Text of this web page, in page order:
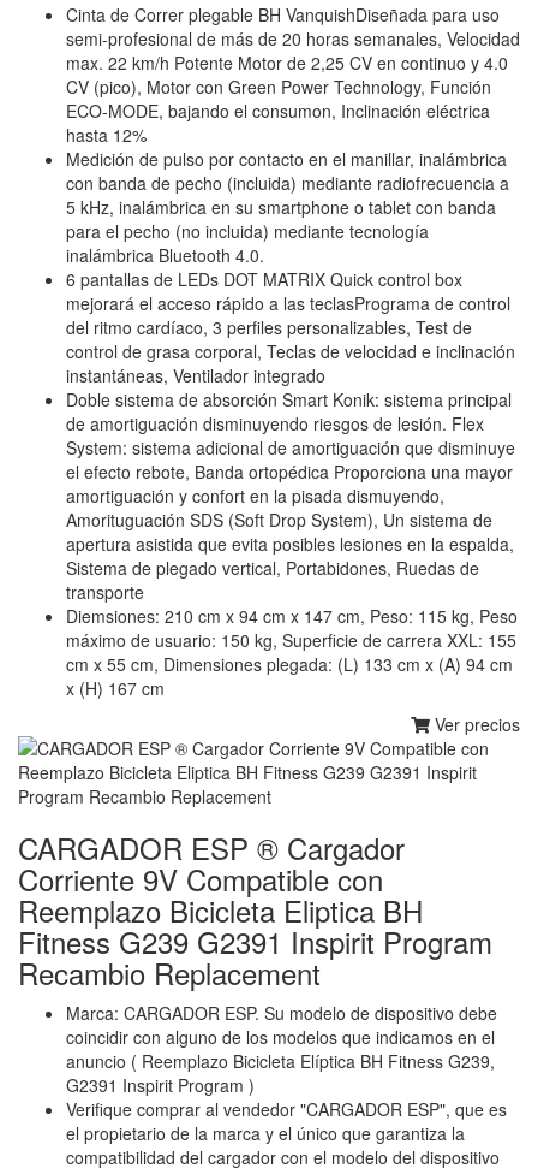
Cinta de Correr plegable BH VanquishDiseñada para uso
semi-profesional de más de 20 horas semanales, Velocidad
max. 22 km/h Potente Motor de 2,25 CV en continuo y 4.0
CV (pico), Motor con Green Power Technology, Función
ECO-MODE, bajando el consumon, Inclinación eléctrica
hasta 12%
Medición de pulso por contacto en el manillar, inalámbrica
con banda de pecho (incluida) mediante radiofrecuencia a
5 kHz, inalámbrica en su smartphone o tablet con banda
para el pecho (no incluida) mediante tecnología
inalámbrica Bluetooth 4.0.
6 pantallas de LEDs DOT MATRIX Quick control box
mejorará el acceso rápido a las teclasPrograma de control
del ritmo cardíaco, 3 perfiles personalizables, Test de
control de grasa corporal, Teclas de velocidad e inclinación
instantáneas, Ventilador integrado
Doble sistema de absorción Smart Konik: sistema principal
de amortiguación disminuyendo riesgos de lesión. Flex
System: sistema adicional de amortiguación que disminuye
el efecto rebote, Banda ortopédica Proporciona una mayor
amortiguación y confort en la pisada dismuyendo,
Amorituguación SDS (Soft Drop System), Un sistema de
apertura asistida que evita posibles lesiones en la espalda,
Sistema de plegado vertical, Portabidones, Ruedas de
transporte
Diemsiones: 210 cm x 94 cm x 147 cm, Peso: 115 kg, Peso
máximo de usuario: 150 kg, Superficie de carrera XXL: 155
cm x 55 cm, Dimensiones plegada: (L) 133 cm x (A) 94 cm
x (H) 167 cm
Ver precios
CARGADOR ESP ® Cargador
Corriente 9V Compatible con
Reemplazo Bicicleta Eliptica BH
Fitness G239 G2391 Inspirit Program
Recambio Replacement
Marca: CARGADOR ESP. Su modelo de dispositivo debe
coincidir con alguno de los modelos que indicamos en el
anuncio ( Reemplazo Bicicleta Elíptica BH Fitness G239,
G2391 Inspirit Program )
Verifique comprar al vendedor "CARGADOR ESP", que es
el propietario de la marca y el único que garantiza la
compatibilidad del cargador con el modelo del dispositivo